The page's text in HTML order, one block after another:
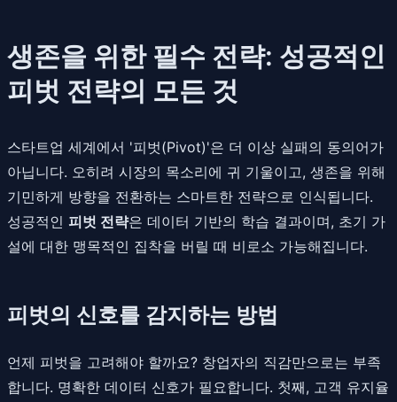
생존을 위한 필수 전략: 성공적인
피벗 전략의 모든 것
스타트업 세계에서 '피벗(Pivot)'은 더 이상 실패의 동의어가
아닙니다. 오히려 시장의 목소리에 귀 기울이고, 생존을 위해
기민하게 방향을 전환하는 스마트한 전략으로 인식됩니다.
성공적인 피벗 전략은 데이터 기반의 학습 결과이며, 초기 가
설에 대한 맹목적인 집착을 버릴 때 비로소 가능해집니다.
피벗의 신호를 감지하는 방법
언제 피벗을 고려해야 할까요? 창업자의 직감만으로는 부족
합니다. 명확한 데이터 신호가 필요합니다. 첫째, 고객 유지율